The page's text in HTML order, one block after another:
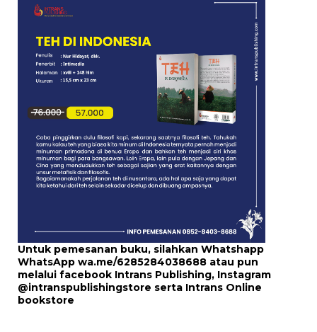
Untuk pemesanan buku, silahkan Whatshapp
WhatsApp wa.me/6285284038688 atau pun
melalui facebook Intrans Publishing, Instagram
@intranspublishingstore serta Intrans Online
bookstore